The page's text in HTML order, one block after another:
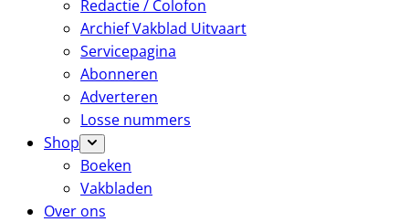
Redactie / Colofon
Archief Vakblad Uitvaart
Servicepagina
Abonneren
Adverteren
Losse nummers
Shop
Boeken
Vakbladen
Over ons